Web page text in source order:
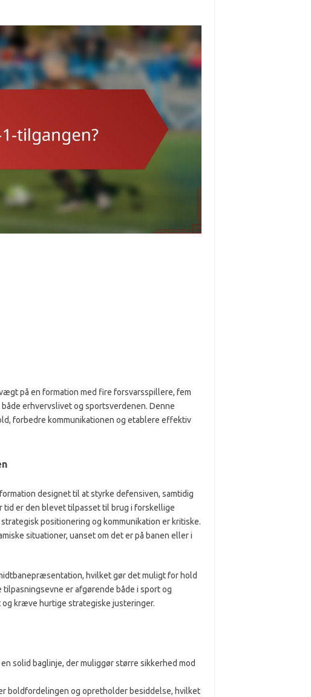
på en formation med fire forsvarsspillere, fem
erhvervslivet og sportsverdenen. Denne
forbedre kommunikationen og etablere effektiv
designet til at styrke defensiven, samtidig
er den blevet tilpasset til brug i forskellige
positionering og kommunikation er kritiske.
situationer, uanset om det er på banen eller i
hvilket gør det muligt for hold
er afgørende både i sport og
kræve hurtige strategiske justeringer.
solid baglinje, der muliggør større sikkerhed mod
boldfordelingen og opretholder besiddelse, hvilket